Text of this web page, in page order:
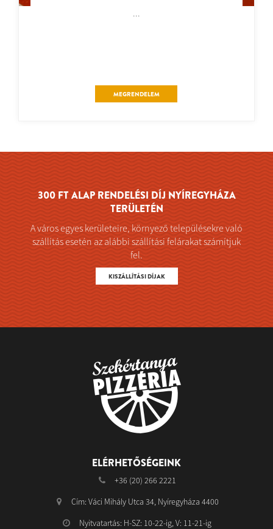
...
MEGRENDELEM
300 FT ALAP RENDELÉSI DÍJ NYÍREGYHÁZA
TERÜLETÉN
A város egyes kerületeire, környező településekre való
szállítás esetén az alábbi szállítási felárakat számítjuk
fel.
KISZÁLLÍTÁSI DÍJAK
ELÉRHETŐSÉGEINK
+36 (20) 266 2221
Cím: Váci Mihály Utca 34, Nyíregyháza 4400
Nyitvatartás: H-SZ: 10-22-ig, V: 11-21-ig